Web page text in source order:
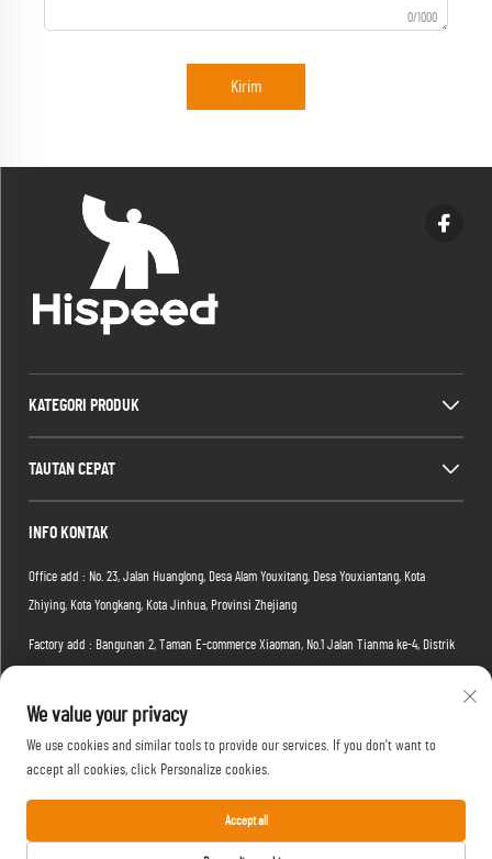
0/1000
Kirim
KATEGORI PRODUK
TAUTAN CEPAT
INFO KONTAK
Office add : No. 23, Jalan Huanglong, Desa Alam Youxitang, Desa Youxiantang, Kota
Zhiying, Kota Yongkang, Kota Jinhua, Provinsi Zhejiang
Factory add : Bangunan 2, Taman E-commerce Xiaoman, No.1 Jalan Tianma ke-4, Distrik
Email:[email protected]
Tel: +86-15088234353
Hak Cipta © 2026 Yongkang Yufan Leisure Products Manufacture Co., Ltd. Semua hak
We value your privacy
We use cookies and similar tools to provide our services. If you don't want to
accept all cookies, click Personalize cookies.
Accept all